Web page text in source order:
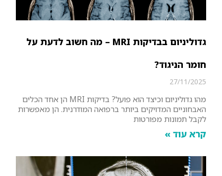
גדוליניום בבדיקות MRI – מה חשוב לדעת על
חומר הניגוד?
27/11/2025
מהו גדוליניום וכיצד הוא פועל? בדיקות MRI הן אחד הכלים
האבחוניים המדויקים ביותר ברפואה המודרנית. הן מאפשרות
לקבל תמונות מפורטות
קרא עוד »